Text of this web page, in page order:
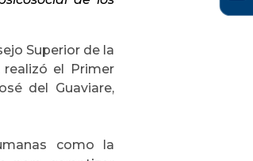
Superior de la
realizó el Primer
del Guaviare,
como la